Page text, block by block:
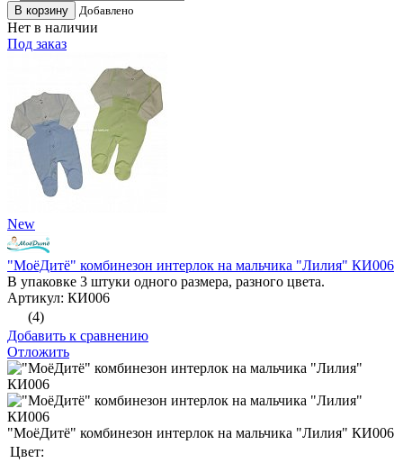
В корзину Добавлено
Нет в наличии
Под заказ
New
"МоёДитё" комбинезон интерлок на мальчика "Лилия" КИ006
В упаковке 3 штуки одного размера, разного цвета.
Артикул: КИ006
(4)
Добавить к сравнению
Отложить
"МоёДитё" комбинезон интерлок на мальчика "Лилия" КИ006
Цвет: